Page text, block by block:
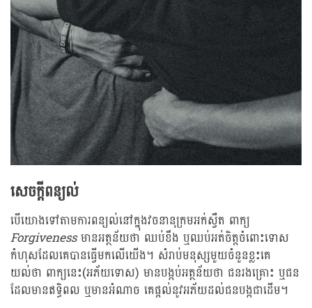
សេចក្តីពន្យល់
បើយោងទៅតាមការពន្យល់នៅក្នុងវចនានុក្រមអក់ស្វឺត ពាក្យ
Forgivenessមានអត្ថន័យថា ឈប់ខឹង ឬឈប់អត់ចិត្តចំពោះទោស
កំហុសដែលគេបានធ្វើមកលើយើង។ សំរាប់មនុស្សមួយចំនួនខ្លះគេ
យល់ថា ពាក្យនេះ(អភ័យទោស) មានបង្កប់អត្ថន័យថា ជនរងគ្រោះ ឬជន
ដែលមានឥទ្ធិពល ឬមានអំណាច គេផ្តល់នូវអភ័យដល់ជនបង្កជាដើម។